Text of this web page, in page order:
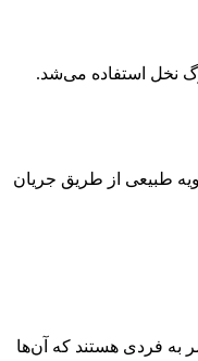
نخل استفاده می‌شد.
طبیعی از طریق جریان
به فردی هستند که آن‌ها